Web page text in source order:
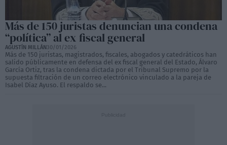
Más de 150 juristas denuncian una condena
“política” al ex fiscal general
AGUSTÍN MILLÁN30/01/2026
Más de 150 juristas, magistrados, fiscales, abogados y catedráticos han
salido públicamente en defensa del ex fiscal general del Estado, Álvaro
García Ortiz, tras la condena dictada por el Tribunal Supremo por la
supuesta filtración de un correo electrónico vinculado a la pareja de
Isabel Díaz Ayuso. El respaldo se...